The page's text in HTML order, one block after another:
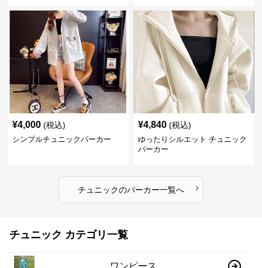
¥4,000 (税込)
シンプルチュニックパーカー
¥4,840 (税込)
ゆったりシルエット チュニック
パーカー
チュニックのパーカー一覧へ ›
チュニック カテゴリ一覧
ワンピース